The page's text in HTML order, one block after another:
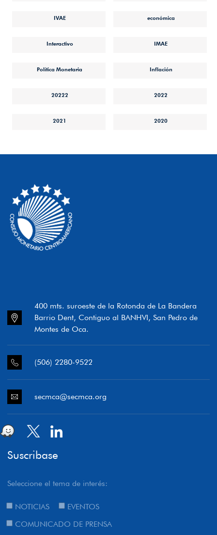
IVAE económica
Interactivo IMAE
Política Monetaria Inflación
20222 2022
2021 2020
400 mts. suroeste de la Rotonda de La Bandera
Barrio Dent, Contiguo al BANHVI, San Pedro de
Montes de Oca.
(506) 2280-9522
secmca@secmca.org
Suscribase
Seleccione el tema de interés:
NOTICIAS
EVENTOS
COMUNICADO DE PRENSA